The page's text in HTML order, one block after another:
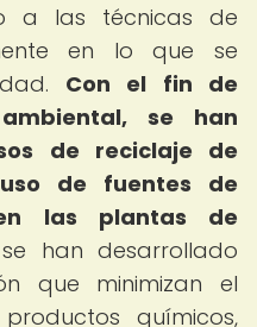
a las técnicas de
en lo que se
Con el fin de
se han
de reciclaje de
de fuentes de
las plantas de
han desarrollado
que minimizan el
químicos,